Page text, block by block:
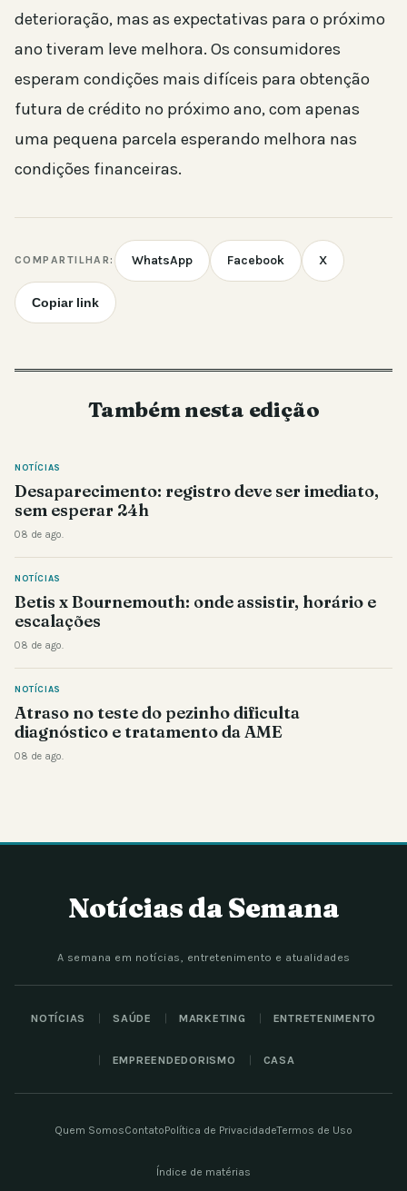
deterioração, mas as expectativas para o próximo
ano tiveram leve melhora. Os consumidores
esperam condições mais difíceis para obtenção
futura de crédito no próximo ano, com apenas
uma pequena parcela esperando melhora nas
condições financeiras.
COMPARTILHAR: WhatsApp Facebook X
Copiar link
Também nesta edição
NOTÍCIAS
Desaparecimento: registro deve ser imediato,
sem esperar 24h
08 de ago.
NOTÍCIAS
Betis x Bournemouth: onde assistir, horário e
escalações
08 de ago.
NOTÍCIAS
Atraso no teste do pezinho dificulta
diagnóstico e tratamento da AME
08 de ago.
Notícias da Semana
A semana em notícias, entretenimento e atualidades
NOTÍCIAS SAÚDE MARKETING ENTRETENIMENTO
EMPREENDEDORISMO CASA
Quem SomosContatoPolítica de PrivacidadeTermos de Uso
Índice de matérias